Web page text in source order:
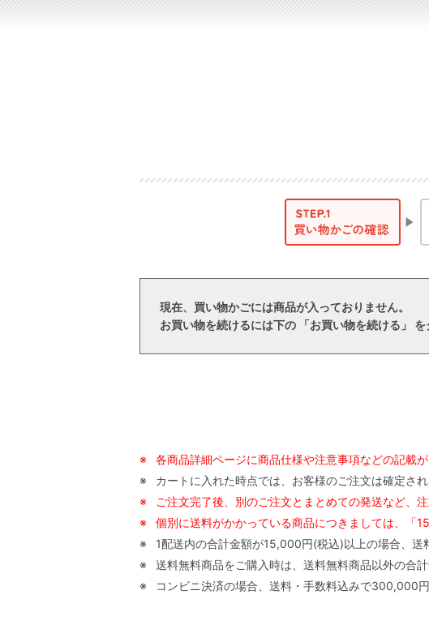
現在、買い物かごには商品が入っておりません。
お買い物を続けるには下の 「お買い物を続ける」 を
※
各商品詳細ページに商品仕様や注意事項などの記載
※
カートに入れた時点では、お客様のご注文は確定さ
※
ご注文完了後、別のご注文とまとめての発送など、
※
個別に送料がかかっている商品につきましては、「
※
1配送内の合計金額が15,000円(税込)以上の場合、送
※
送料無料商品をご購入時は、送料無料商品以外の合
※
コンビニ決済の場合、送料・手数料込みで300,000